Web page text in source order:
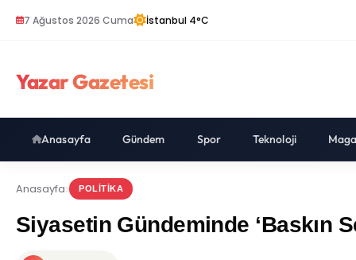
7 Ağustos 2026 Cuma İstanbul 4°C
Yazar Gazetesi
Anasayfa Gündem Spor Teknoloji
Anasayfa POLITIKA
Siyasetin Gündeminde ‘Baskın